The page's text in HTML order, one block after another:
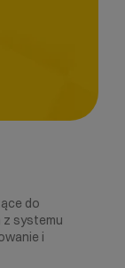
do
z systemu
i